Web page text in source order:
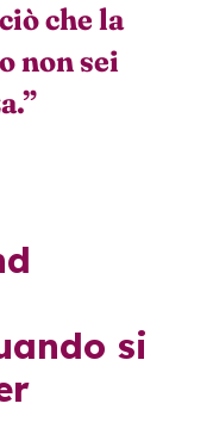
che la
non sei
”
si